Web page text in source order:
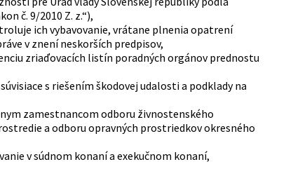
č. 9/2010 Z. z.“),
ich vybavovanie, vrátane plnenia opatrení
v znení neskorších predpisov,
zriaďovacích listín poradných orgánov prednostu
s riešením škodovej udalosti a podklady na
zamestnancom odboru živnostenského
a odboru opravných prostriedkov okresného
v súdnom konaní a exekučnom konaní,